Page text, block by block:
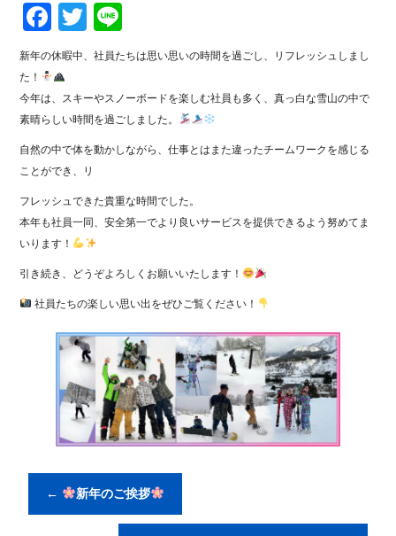
F
a
c
e
b
o
o
k
T
wi
er
n
新年の休暇中、社員たちは思い思いの時間を過ごし、リフレッシュしまし
た！
今年は、スキーやスノーボードを楽しむ社員も多く、真っ白な雪山の中で
素晴らしい時間を過ごしました。
自然の中で体を動かしながら、仕事とはまた違ったチームワークを感じる
ことができ、リ
フレッシュできた貴重な時間でした。
本年も社員一同、安全第一でより良いサービスを提供できるよう努めてま
いります！
引き続き、どうぞよろしくお願いいたします！
社員たちの楽しい思い出をぜひご覧ください！
← 新年のご挨拶